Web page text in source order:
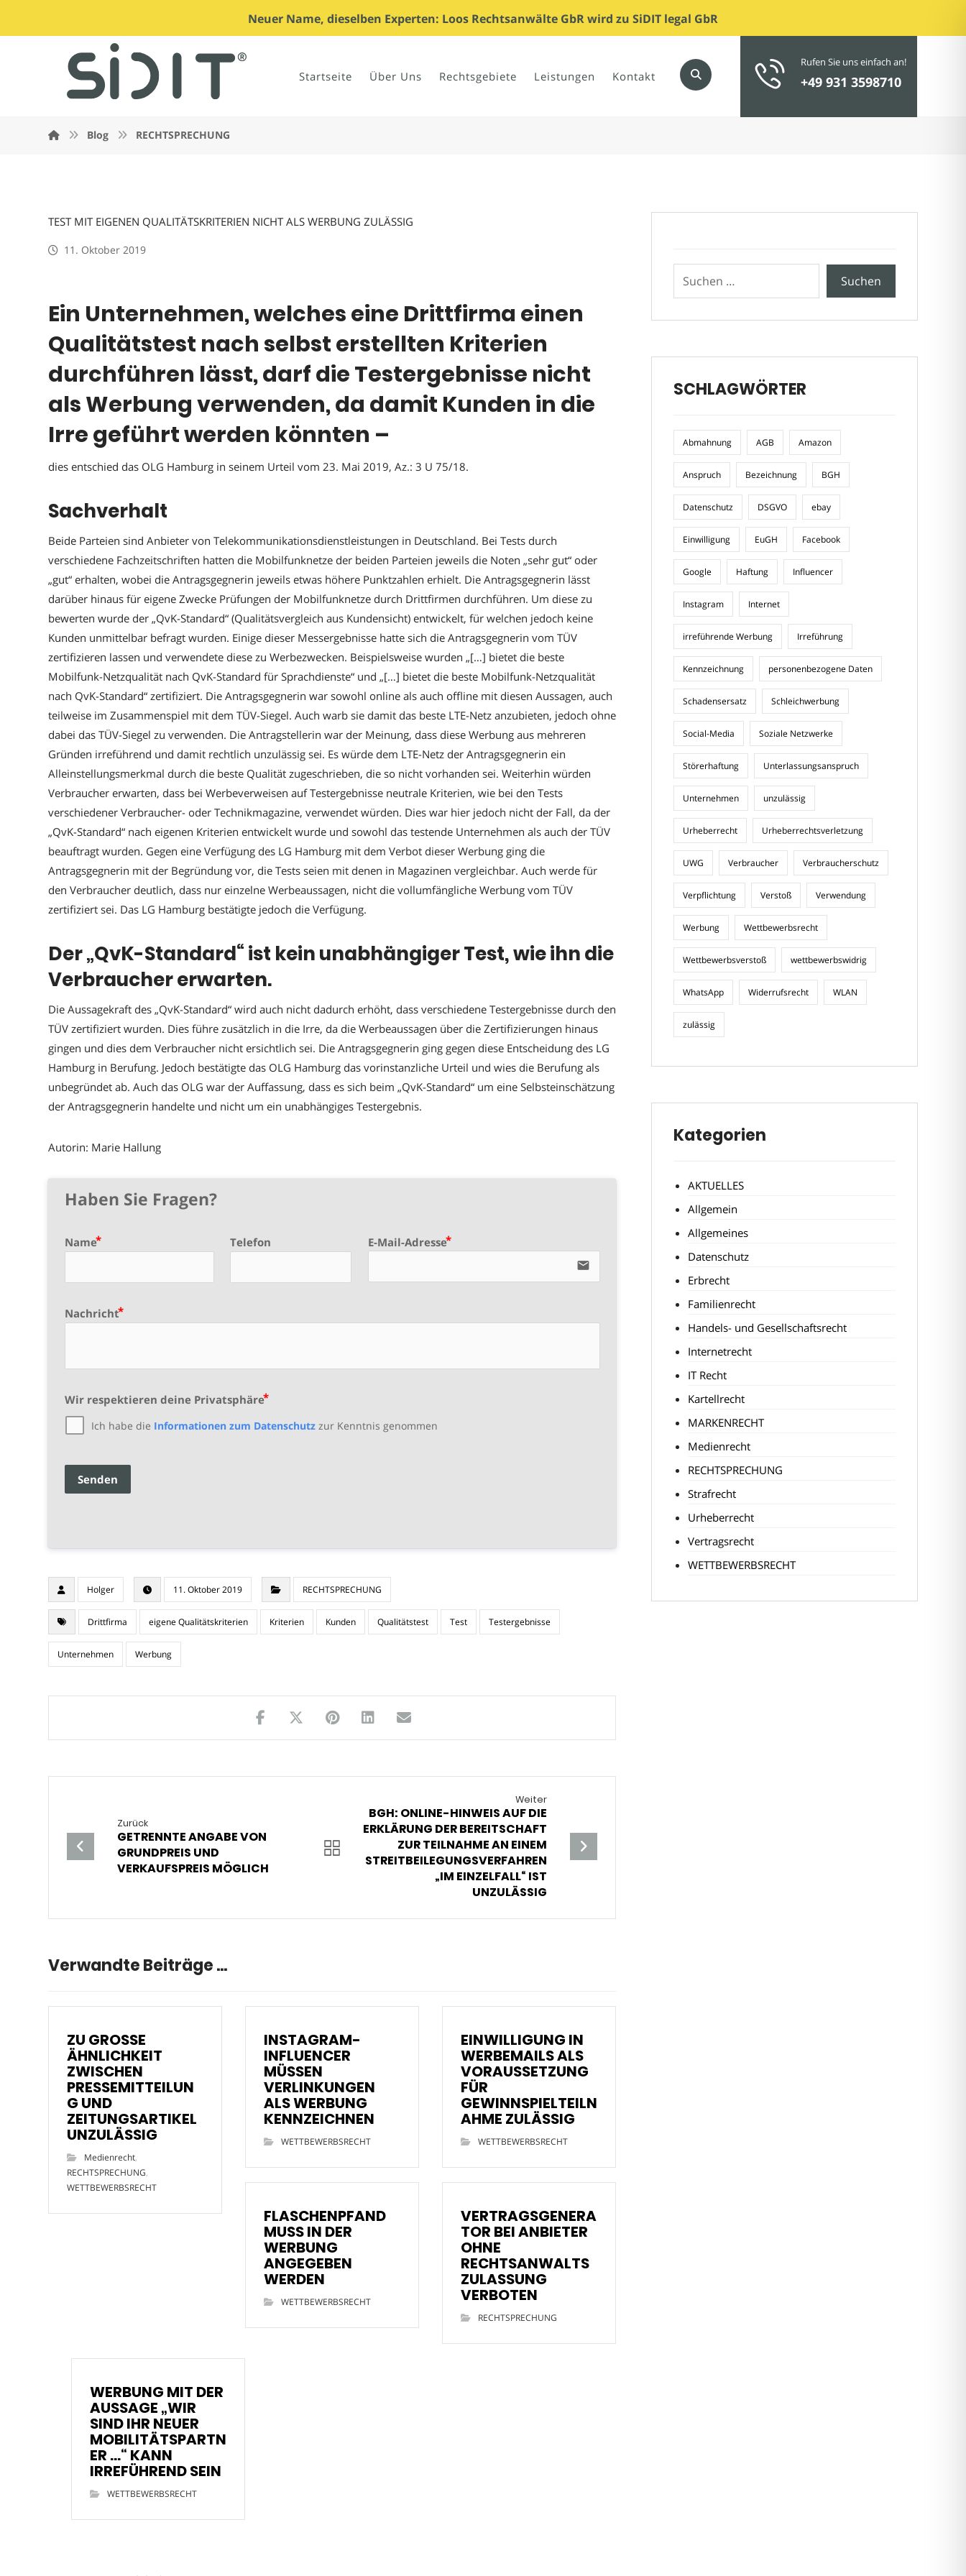
Neuer Name, dieselben Experten: Loos Rechtsanwälte GbR wird zu SiDIT legal GbR
Rufen Sie uns einfach an!
+49 931 3598710
Startseite Über Uns Rechtsgebiete Leistungen Kontakt
Blog RECHTSPRECHUNG
TEST MIT EIGENEN QUALITÄTSKRITERIEN NICHT ALS WERBUNG ZULÄSSIG
11. Oktober 2019
Ein Unternehmen, welches eine Drittfirma einen
Qualitätstest nach selbst erstellten Kriterien
durchführen lässt, darf die Testergebnisse nicht
als Werbung verwenden, da damit Kunden in die
Irre geführt werden könnten –
dies entschied das OLG Hamburg in seinem Urteil vom 23. Mai 2019, Az.: 3 U 75/18.
Sachverhalt
Beide Parteien sind Anbieter von Telekommunikationsdienstleistungen in Deutschland. Bei Tests durch
verschiedene Fachzeitschriften hatten die Mobilfunknetze der beiden Parteien jeweils die Noten „sehr gut“ oder
„gut“ erhalten, wobei die Antragsgegnerin jeweils etwas höhere Punktzahlen erhielt. Die Antragsgegnerin lässt
darüber hinaus für eigene Zwecke Prüfungen der Mobilfunknetze durch Drittfirmen durchführen. Um diese zu
bewerten wurde der „QvK-Standard“ (Qualitätsvergleich aus Kundensicht) entwickelt, für welchen jedoch keine
Kunden unmittelbar befragt wurden. Einige dieser Messergebnisse hatte sich die Antragsgegnerin vom TÜV
zertifizieren lassen und verwendete diese zu Werbezwecken. Beispielsweise wurden „[…] bietet die beste
Mobilfunk-Netzqualität nach QvK-Standard für Sprachdienste“ und „[…] bietet die beste Mobilfunk-Netzqualität
nach QvK-Standard“ zertifiziert. Die Antragsgegnerin war sowohl online als auch offline mit diesen Aussagen, auch
teilweise im Zusammenspiel mit dem TÜV-Siegel. Auch warb sie damit das beste LTE-Netz anzubieten, jedoch ohne
dabei das TÜV-Siegel zu verwenden. Die Antragstellerin war der Meinung, dass diese Werbung aus mehreren
Gründen irreführend und damit rechtlich unzulässig sei. Es würde dem LTE-Netz der Antragsgegnerin ein
Alleinstellungsmerkmal durch die beste Qualität zugeschrieben, die so nicht vorhanden sei. Weiterhin würden
Verbraucher erwarten, dass bei Werbeverweisen auf Testergebnisse neutrale Kriterien, wie bei den Tests
verschiedener Verbraucher- oder Technikmagazine, verwendet würden. Dies war hier jedoch nicht der Fall, da der
„QvK-Standard“ nach eigenen Kriterien entwickelt wurde und sowohl das testende Unternehmen als auch der TÜV
beauftragt wurden. Gegen eine Verfügung des LG Hamburg mit dem Verbot dieser Werbung ging die
Antragsgegnerin mit der Begründung vor, die Tests seien mit denen in Magazinen vergleichbar. Auch werde für
den Verbraucher deutlich, dass nur einzelne Werbeaussagen, nicht die vollumfängliche Werbung vom TÜV
zertifiziert sei. Das LG Hamburg bestätigte jedoch die Verfügung.
Der „QvK-Standard“ ist kein unabhängiger Test, wie ihn die
Verbraucher erwarten.
Die Aussagekraft des „QvK-Standard“ wird auch nicht dadurch erhöht, dass verschiedene Testergebnisse durch den
TÜV zertifiziert wurden. Dies führe zusätzlich in die Irre, da die Werbeaussagen über die Zertifizierungen hinaus
gingen und dies dem Verbraucher nicht ersichtlich sei. Die Antragsgegnerin ging gegen diese Entscheidung des LG
Hamburg in Berufung. Jedoch bestätigte das OLG Hamburg das vorinstanzliche Urteil und wies die Berufung als
unbegründet ab. Auch das OLG war der Auffassung, dass es sich beim „QvK-Standard“ um eine Selbsteinschätzung
der Antragsgegnerin handelte und nicht um ein unabhängiges Testergebnis.
Autorin: Marie Hallung
Haben Sie Fragen?
Name Telefon E-Mail-Adresse
email
Nachricht
Wir respektieren deine Privatsphäre
Ich habe die Informationen zum Datenschutzzur Kenntnis genommen
Senden
Holger 11. Oktober 2019 RECHTSPRECHUNG
Drittfirma eigene Qualitätskriterien Kriterien Kunden Qualitätstest Test Testergebnisse
Unternehmen Werbung
Zurück
GETRENNTE ANGABE VON
GRUNDPREIS UND
VERKAUFSPREIS MÖGLICH
Weiter
BGH: ONLINE-HINWEIS AUF DIE
ERKLÄRUNG DER BEREITSCHAFT
ZUR TEILNAHME AN EINEM
STREITBEILEGUNGSVERFAHREN
„IM EINZELFALL“ IST
UNZULÄSSIG
Verwandte Beiträge ...
ZU GROSSE
ÄHNLICHKEIT
ZWISCHEN
PRESSEMITTEILUN
G UND
ZEITUNGSARTIKEL
UNZULÄSSIG
Medienrecht,
RECHTSPRECHUNG,
WETTBEWERBSRECHT
INSTAGRAM-
INFLUENCER
MÜSSEN
VERLINKUNGEN
ALS WERBUNG
KENNZEICHNEN
WETTBEWERBSRECHT
EINWILLIGUNG IN
WERBEMAILS ALS
VORAUSSETZUNG
FÜR
GEWINNSPIELTEILN
AHME ZULÄSSIG
WETTBEWERBSRECHT
FLASCHENPFAND
MUSS IN DER
WERBUNG
ANGEGEBEN
WERDEN
WETTBEWERBSRECHT
VERTRAGSGENERA
TOR BEI ANBIETER
OHNE
RECHTSANWALTS
ZULASSUNG
VERBOTEN
RECHTSPRECHUNG
WERBUNG MIT DER
AUSSAGE „WIR
SIND IHR NEUER
MOBILITÄTSPARTN
ER …“ KANN
IRREFÜHREND SEIN
WETTBEWERBSRECHT
SCHLAGWÖRTER
Abmahnung AGB Amazon
Anspruch Bezeichnung BGH
Datenschutz DSGVO ebay
Einwilligung EuGH Facebook
Google Haftung Influencer
Instagram Internet
irreführende Werbung Irreführung
Kennzeichnung personenbezogene Daten
Schadensersatz Schleichwerbung
Social-Media Soziale Netzwerke
Störerhaftung Unterlassungsanspruch
Unternehmen unzulässig
Urheberrecht Urheberrechtsverletzung
UWG Verbraucher Verbraucherschutz
Verpflichtung Verstoß Verwendung
Werbung Wettbewerbsrecht
Wettbewerbsverstoß wettbewerbswidrig
WhatsApp Widerrufsrecht WLAN
zulässig
Kategorien
AKTUELLES
Allgemein
Allgemeines
Datenschutz
Erbrecht
Familienrecht
Handels- und Gesellschaftsrecht
Internetrecht
IT Recht
Kartellrecht
MARKENRECHT
Medienrecht
RECHTSPRECHUNG
Strafrecht
Urheberrecht
Vertragsrecht
WETTBEWERBSRECHT